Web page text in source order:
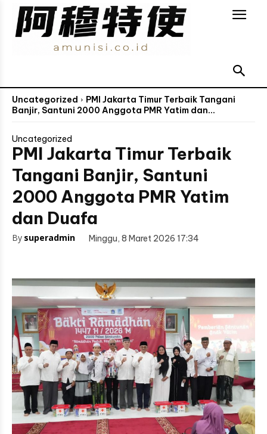
Uncategorized
PMI Jakarta Timur Terbaik Tangani
Banjir, Santuni 2000 Anggota PMR Yatim dan...
Uncategorized
PMI Jakarta Timur Terbaik
Tangani Banjir, Santuni
2000 Anggota PMR Yatim
dan Duafa
By superadmin Minggu, 8 Maret 2026 17:34